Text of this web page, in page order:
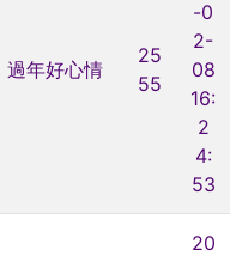
過年好心情
25
55
-0
2-
08
16:
2
4:
53
20